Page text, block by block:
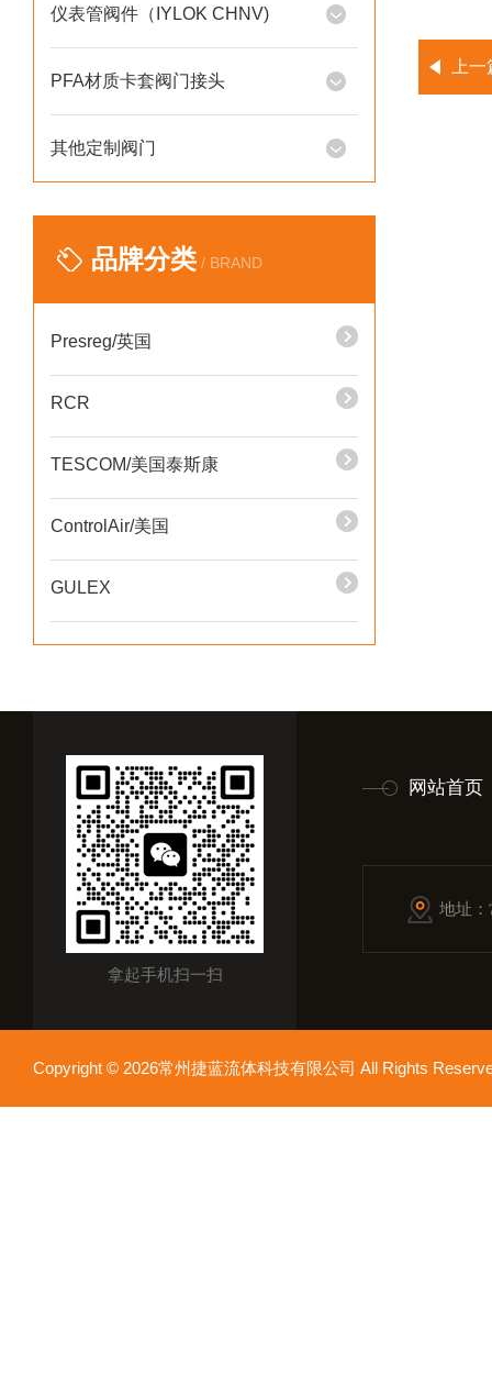
仪表管阀件（IYLOK CHNV)
PFA材质卡套阀门接头
其他定制阀门
品牌分类 / BRAND
Presreg/英国
RCR
TESCOM/美国泰斯康
ControlAir/美国
GULEX
上
拿起手机扫一扫
网站首页
地址
Copyright © 2026常州捷蓝流体科技有限公司 All Rights